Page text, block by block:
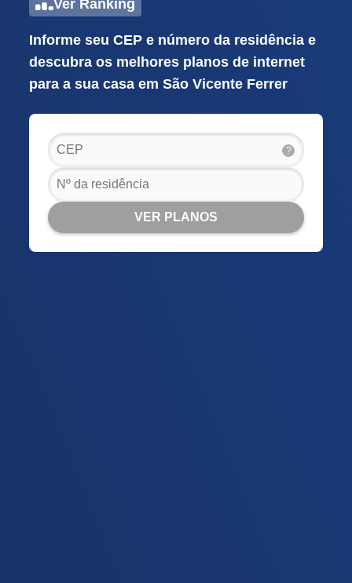
Ver Ranking
Informe seu CEP e número da residência e
descubra os melhores planos de internet
para a sua casa em São Vicente Ferrer
?
VER PLANOS